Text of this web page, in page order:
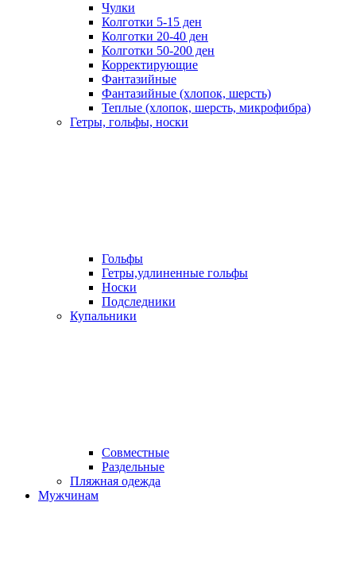
Чулки
Колготки 5-15 ден
Колготки 20-40 ден
Колготки 50-200 ден
Корректирующие
Фантазийные
Фантазийные (хлопок, шерсть)
Теплые (хлопок, шерсть, микрофибра)
Гетры, гольфы, носки
Гольфы
Гетры,удлиненные гольфы
Носки
Подследники
Купальники
Совместные
Раздельные
Пляжная одежда
Мужчинам